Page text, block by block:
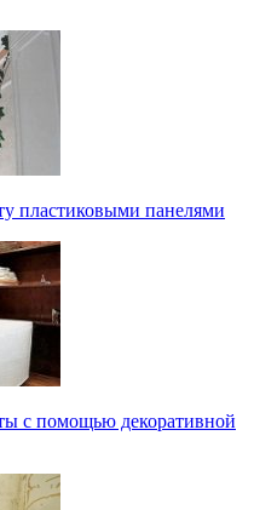
пластиковыми панелями
с помощью декоративной